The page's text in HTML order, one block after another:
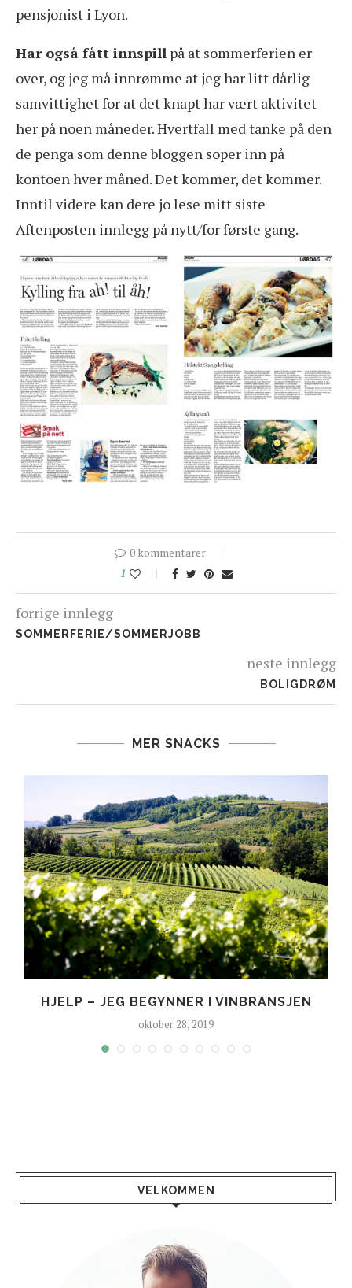
pensjonist i Lyon.
Har også fått innspill på at sommerferien er
over, og jeg må innrømme at jeg har litt dårlig
samvittighet for at det knapt har vært aktivitet
her på noen måneder. Hvertfall med tanke på den
de penga som denne bloggen soper inn på
kontoen hver måned. Det kommer, det kommer.
Inntil videre kan dere jo lese mitt siste
Aftenposten innlegg på nytt/for første gang.
0 kommentarer
1
forrige innlegg
SOMMERFERIE/SOMMERJOBB
neste innlegg
BOLIGDRØM
MER SNACKS
HJELP – JEG BEGYNNER I VINBRANSJEN
oktober 28, 2019
VELKOMMEN